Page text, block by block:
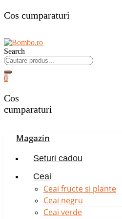
Cos cumparaturi
Search
0
Cos
cumparaturi
Magazin
Seturi cadou
Ceai
Ceai fructe si plante
Ceai negru
Ceai verde